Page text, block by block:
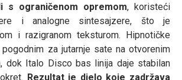
s ograničenom opremom, koristeći
i analogne sintesajzere, što je
i razigranom teksturom. Hipnotičke
za jutarnje sate na otvorenim
dok Italo Disco bas linija daje stabilan
Rezultat je djelo koje zadržava